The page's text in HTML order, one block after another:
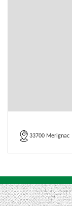
33700 Merignac